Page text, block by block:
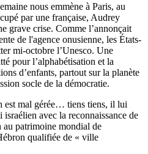
nous emmène à Paris, au
par une française, Audrey
grave crise. Comme l’annonçait
de l'agence onusienne, les États-
mi-octobre l’Unesco. Une
pour l’alphabétisation et la
d’enfants, partout sur la planète
socle de la démocratie.
est mal gérée… tiens tiens, il lui
avec la reconnaissance de
au patrimoine mondial de
qualifiée de « ville